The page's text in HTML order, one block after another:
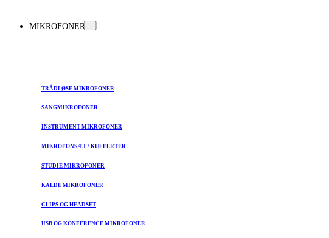
MIKROFONER
TRÅDLØSE MIKROFONER
SANGMIKROFONER
INSTRUMENT MIKROFONER
MIKROFONSÆT / KUFFERTER
STUDIE MIKROFONER
KALDE MIKROFONER
CLIPS OG HEADSET
USB OG KONFERENCE MIKROFONER